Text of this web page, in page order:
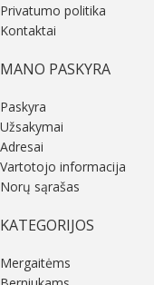
Privatumo politika
Kontaktai
MANO PASKYRA
Paskyra
Užsakymai
Adresai
Vartotojo informacija
Norų sąrašas
KATEGORIJOS
Mergaitėms